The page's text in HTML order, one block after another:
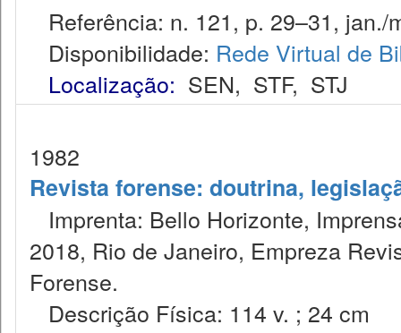
Referência: n. 121, p. 29–31, jan./
Disponibilidade: Rede Virtual de
Localização: SEN, STF, STJ
1982
Revista forense: doutrina,
Imprenta: Bello Horizonte,
2018, Rio de Janeiro, Empreza
Forense.
Descrição Física: 114 v. ; 24 cm